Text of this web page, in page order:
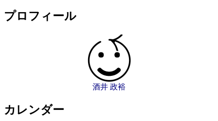
プロフィール
酒井 政裕
カレンダー